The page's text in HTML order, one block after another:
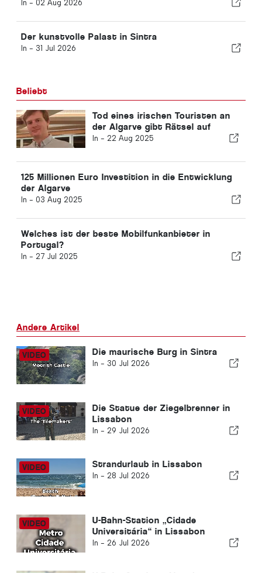
In - 02 Aug 2026
Der kunstvolle Palast in Sintra
In - 31 Jul 2026
Beliebt
Tod eines irischen Touristen an
der Algarve gibt Rätsel auf
In - 22 Aug 2025
125 Millionen Euro Investition in die Entwicklung
der Algarve
In - 03 Aug 2025
Welches ist der beste Mobilfunkanbieter in
Portugal?
In - 27 Jul 2025
Andere Artikel
Die maurische Burg in Sintra
In - 30 Jul 2026
Die Statue der Ziegelbrenner in
Lissabon
In - 29 Jul 2026
Strandurlaub in Lissabon
In - 28 Jul 2026
U-Bahn-Station „Cidade
Universitária“ in Lissabon
In - 26 Jul 2026